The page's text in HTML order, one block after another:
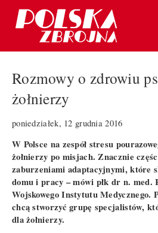
Rozmowy o zdrowiu
żołnierzy
poniedziałek, 12 grudnia 2016
W Polsce na zespół stresu
żołnierzy po misjach. Znacznie
zaburzeniami adaptacyjnymi, które
domu i pracy – mówi płk dr n. med.
Wojskowego Instytutu Medycznego.
chcą stworzyć grupę specjalistów,
dla żołnierzy.